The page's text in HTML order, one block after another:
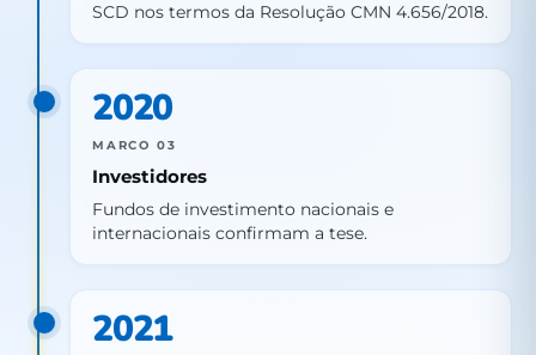
SCD nos termos da Resolução CMN 4.656/2018.
2020
MARCO 03
Investidores
Fundos de investimento nacionais e
internacionais confirmam a tese.
2021